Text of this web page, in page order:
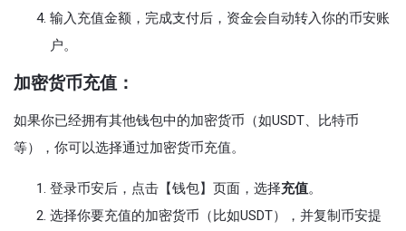
输入充值金额，完成支付后，资金会自动转入你的币安账
户。
加密货币充值：
如果你已经拥有其他钱包中的加密货币（如USDT、比特币
等），你可以选择通过加密货币充值。
登录币安后，点击【钱包】页面，选择充值。
选择你要充值的加密货币（比如USDT），并复制币安提